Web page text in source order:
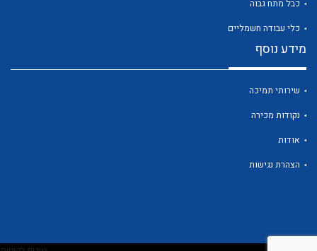
כבל מתח גבוה
כלי עבודה חשמליים
מידע נוסף
שירותי תמיכה
נקודות מכירה
אודות
הצהרת נגישות